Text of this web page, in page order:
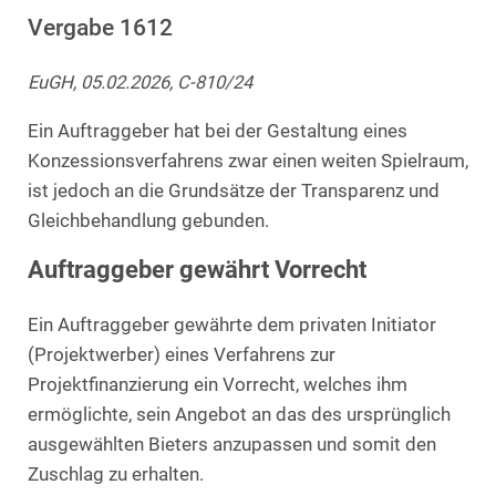
Vergabe 1612
EuGH, 05.02.2026, C-810/24
Ein Auftraggeber hat bei der Gestaltung eines
Konzessionsverfahrens zwar einen weiten Spielraum,
ist jedoch an die Grundsätze der Transparenz und
Gleichbehandlung gebunden.
Auftraggeber gewährt Vorrecht
Ein Auftraggeber gewährte dem privaten Initiator
(Projektwerber) eines Verfahrens zur
Projektfinanzierung ein Vorrecht, welches ihm
ermöglichte, sein Angebot an das des ursprünglich
ausgewählten Bieters anzupassen und somit den
Zuschlag zu erhalten.